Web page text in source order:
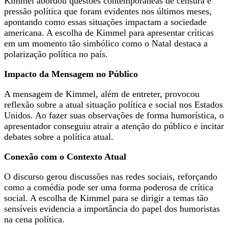
pressão política que foram evidentes nos últimos meses,
apontando como essas situações impactam a sociedade
americana. A escolha de Kimmel para apresentar críticas
em um momento tão simbólico como o Natal destaca a
polarização política no país.
Impacto da Mensagem no Público
A mensagem de Kimmel, além de entreter, provocou
reflexão sobre a atual situação política e social nos Estados
Unidos. Ao fazer suas observações de forma humorística, o
apresentador conseguiu atrair a atenção do público e incitar
debates sobre a política atual.
Conexão com o Contexto Atual
O discurso gerou discussões nas redes sociais, reforçando
como a comédia pode ser uma forma poderosa de crítica
social. A escolha de Kimmel para se dirigir a temas tão
sensíveis evidencia a importância do papel dos humoristas
na cena política.